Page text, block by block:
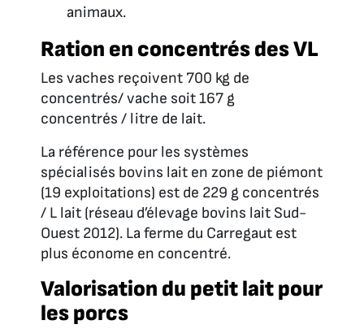
animaux.
Ration en concentrés des VL
Les vaches reçoivent 700 kg de
concentrés/ vache soit 167 g
concentrés / litre de lait.
La référence pour les systèmes
spécialisés bovins lait en zone de piémont
(19 exploitations) est de 229 g concentrés
/ L lait (réseau d’élevage bovins lait Sud-
Ouest 2012). La ferme du Carregaut est
plus économe en concentré.
Valorisation du petit lait pour
les porcs